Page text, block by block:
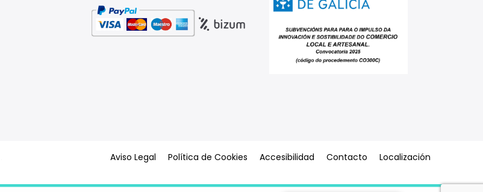
Aviso Legal Política de Cookies Accesibilidad Contacto Localización